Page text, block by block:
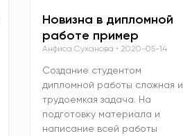
Новизна в дипломной
работе пример
Анфиса Суханова 2020-05-14
Создание студентом
дипломной работы сложная и
трудоемкая задача. На
подготовку материала и
написание всей работы